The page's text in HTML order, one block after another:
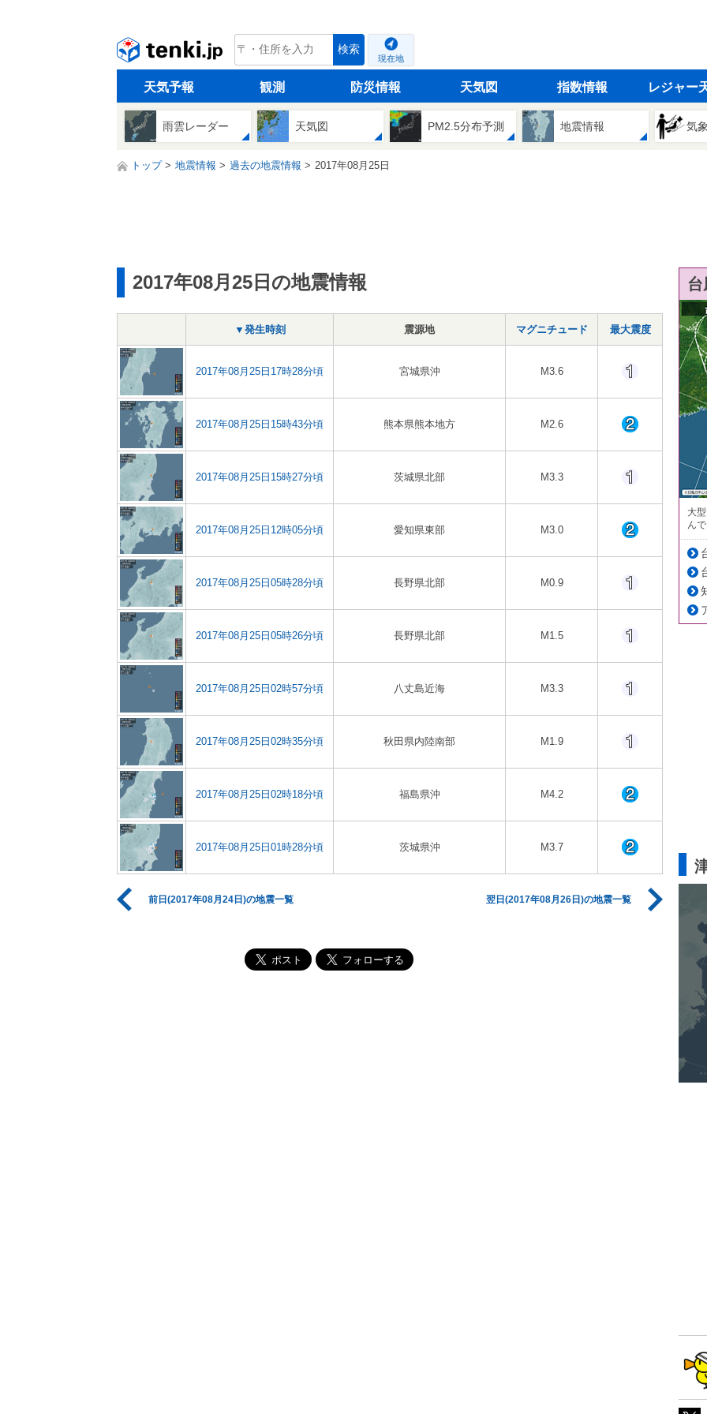
tenki.jp 検索
現在地
天気予報 観測 防災情報 天気図 指数情報 レジャー
雨雲レーダー 天気図 PM2.5分布予測 地震情報 気
トップ 地震情報 過去の地震情報 2017年08月25日
2017年08月25日の地震情報
▼発生時刻 震源地 マグニチュード 最大震度
2017年08月25日17時28分頃 宮城県沖 M3.6
2017年08月25日15時43分頃 熊本県熊本地方 M2.6
2017年08月25日15時27分頃 茨城県北部 M3.3
2017年08月25日12時05分頃 愛知県東部 M3.0
2017年08月25日05時28分頃 長野県北部 M0.9
2017年08月25日05時26分頃 長野県北部 M1.5
2017年08月25日02時57分頃 八丈島近海 M3.3
2017年08月25日02時35分頃 秋田県内陸南部 M1.9
2017年08月25日02時18分頃 福島県沖 M4.2
2017年08月25日01時28分頃 茨城県沖 M3.7
前日(2017年08月24日)の地震一覧 翌日(2017年08月26日)の地震一覧
大
ん